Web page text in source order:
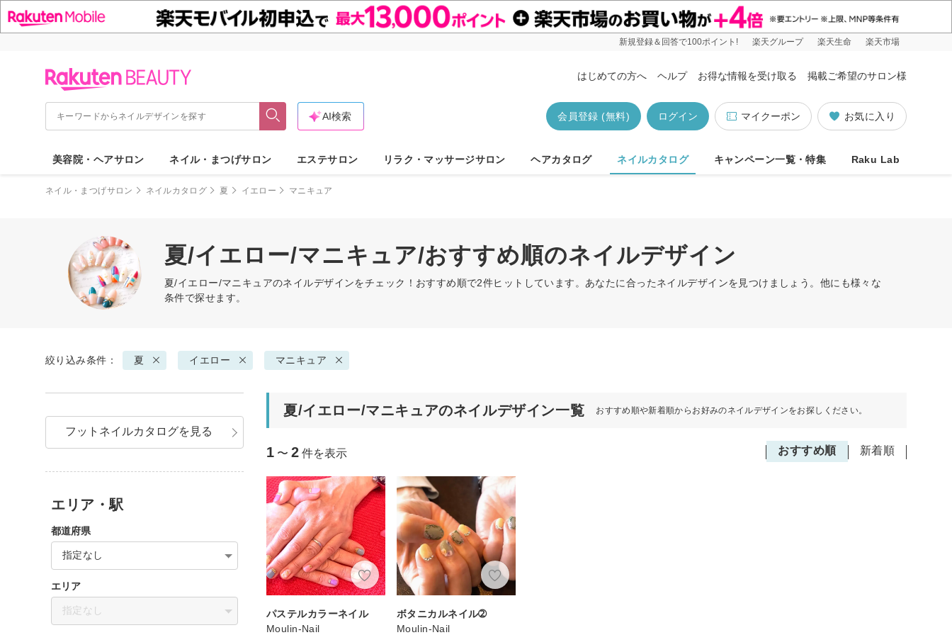
新規登録＆回答で100ポイント! 楽天グループ 楽天生命 楽天市場
はじめての方へ ヘルプ お得な情報を受け取る 掲載ご希望のサロン様
お気に入り
マイクーポン
ログイン
会員登録 (無料)
AI検索
美容院・ヘアサロン ネイル・まつげサロン エステサロン リラク・マッサージサロン ヘアカタログ ネイルカタログ キャンペーン一覧・特集 Raku Lab
ネイル・まつげサロン ネイルカタログ 夏 イエロー マニキュア
夏/イエロー/マニキュア/おすすめ順のネイルデザイン
夏/イエロー/マニキュアのネイルデザインをチェック！おすすめ順で2件ヒットしています。あなたに合ったネイルデザインを見つけましょう。他にも様々な
条件で探せます。
絞り込み条件： 夏 イエロー マニキュア
夏/イエロー/マニキュアのネイルデザイン一覧 おすすめ順や新着順からお好みのネイルデザインをお探しください。
おすすめ順 新着順
1 〜 2 件を表示
パステルカラーネイル
Moulin-Nail
ボタニカルネイル➁
Moulin-Nail
フットネイルカタログを見る
エリア・駅
都道府県
指定なし
エリア
指定なし